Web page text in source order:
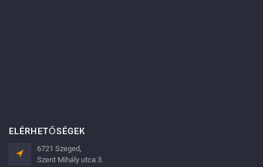
ELÉRHETŐSÉGEK
6721 Szeged,
Szent Mihály utca 3.